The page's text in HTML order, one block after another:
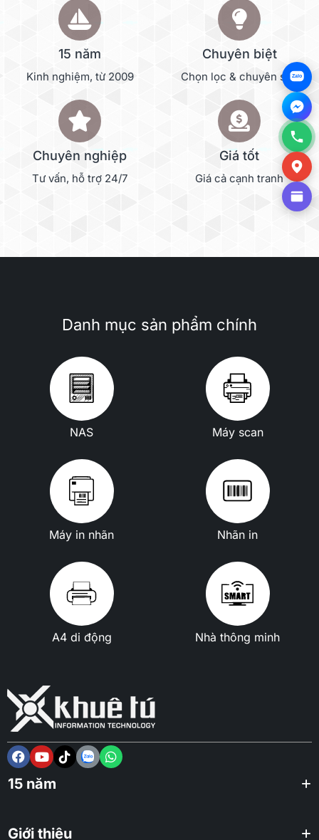
15 năm
Kinh nghiệm, từ 2009
Chuyên biệt
Chọn lọc & chuyên sâu
Chuyên nghiệp
Tư vấn, hỗ trợ 24/7
Giá tốt
Giá cả cạnh tranh
Danh mục sản phẩm chính
NAS Máy scan
Máy in nhãn Nhãn in
A4 di động Nhà thông minh
15 năm
Giới thiệu
Zalo